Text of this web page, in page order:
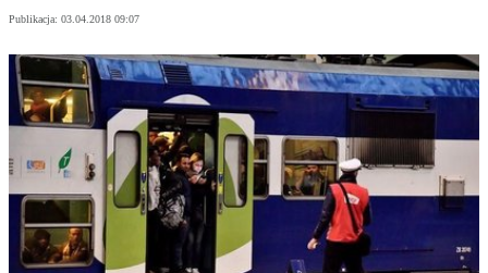
Publikacja: 03.04.2018 09:07